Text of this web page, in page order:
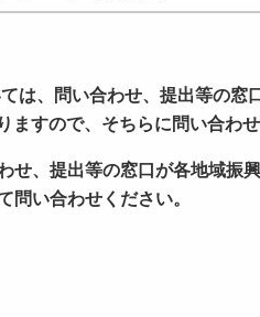
、問い合わせ、提出等の窓
で、そちらに問い合わせ
せ、提出等の窓口が各地域振
合わせください。